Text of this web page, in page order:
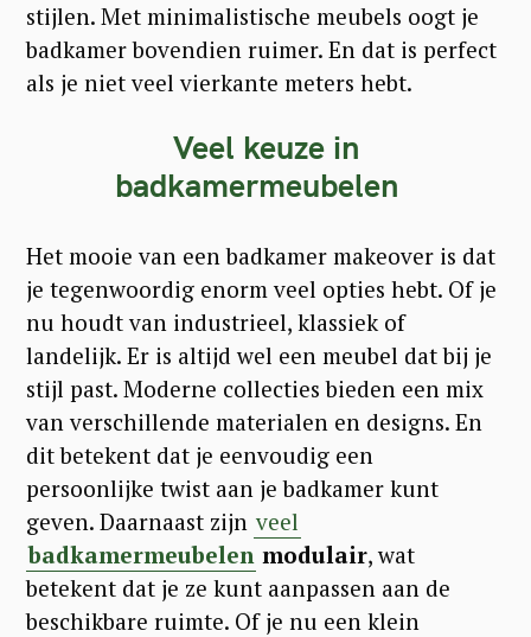
stijlen. Met minimalistische meubels oogt je
badkamer bovendien ruimer. En dat is perfect
als je niet veel vierkante meters hebt.
Veel keuze in
badkamermeubelen
Het mooie van een badkamer makeover is dat
je tegenwoordig enorm veel opties hebt. Of je
nu houdt van industrieel, klassiek of
landelijk. Er is altijd wel een meubel dat bij je
stijl past. Moderne collecties bieden een mix
van verschillende materialen en designs. En
dit betekent dat je eenvoudig een
persoonlijke twist aan je badkamer kunt
geven. Daarnaast zijn veel
badkamermeubelen modulair, wat
betekent dat je ze kunt aanpassen aan de
beschikbare ruimte. Of je nu een klein